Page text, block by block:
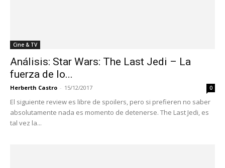
Cine & TV
Análisis: Star Wars: The Last Jedi – La
fuerza de lo...
Herberth Castro - 15/12/2017 0
El siguiente review es libre de spoilers, pero si prefieren no saber
absolutamente nada es momento de detenerse. The Last Jedi, es
tal vez la...